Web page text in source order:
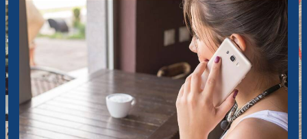
Instructions